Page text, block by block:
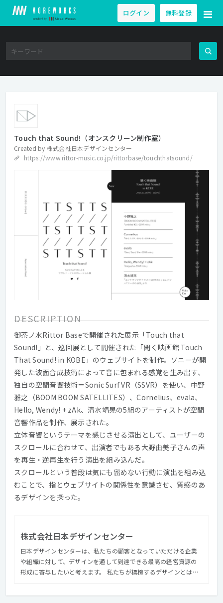
ログイン 無料登録
Touch that Sound!（オンスクリーン制作室）
Created by 株式会社日本デザインセンター
https://www.rittor-music.co.jp/rittorbase/touchthatsound/
DESCRIPTION
御茶ノ水Rittor Baseで開催された展示「Touch that
Sound!」と、巡回展として開催された「聞く映画館 Touch
That Sound! in KOBE」のウェブサイトを制作。ソニーが開
発した波面合成技術によって音に包まれる感覚を生み出す、
独自の空間音響技術＝Sonic Surf VR（SSVR）を使い、中野
雅之（BOOM BOOM SATELLITES）、Cornelius、evala、
Hello, Wendy! + zAk、清水靖晃の5組のアーティストが空間
音響作品を制作、展示された。
立体音響というテーマを感じさせる演出として、ユーザーの
スクロールに合わせて、出演者でもある大野由美子さんの声
を再生・逆再生を行う演出を組み込んだ。
スクロールという普段は気にも留めない行動に演出を組み込
むことで、指とウェブサイトの関係性を意識させ、質感のあ
るデザインを探った。
株式会社日本デザインセンター
日本デザインセンターは、私たちの顧客となっていただける企業
や組織に対して、デザインを通して到達できる最高の経営資源の
形成に寄与したいと考えます。 私たちが標榜するデザインとは、